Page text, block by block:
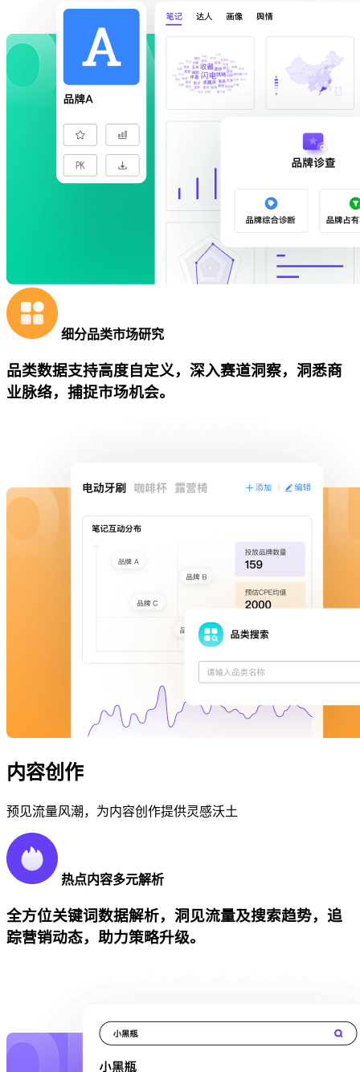
细分品类市场研究
品类数据支持高度自定义，深入赛道洞察，洞悉商
业脉络，捕捉市场机会。
内容创作
预见流量风潮，为内容创作提供灵感沃土
热点内容多元解析
全方位关键词数据解析，洞见流量及搜索趋势，追
踪营销动态，助力策略升级。